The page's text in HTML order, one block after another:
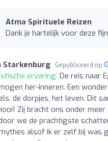
Atma Spirituele Reizen
Dank je hartelijk voor deze
Starkenburg Gepubliceerd op
ervaring: De reis naar
her-inneren. Een
de dorpjes, het leven. Dit
Zij bracht ons onder
we de prachtigste
alsof ik er zelf bij was